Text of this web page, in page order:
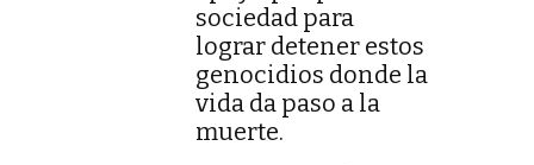
sociedad para
lograr detener estos
genocidios donde la
vida da paso a la
muerte.